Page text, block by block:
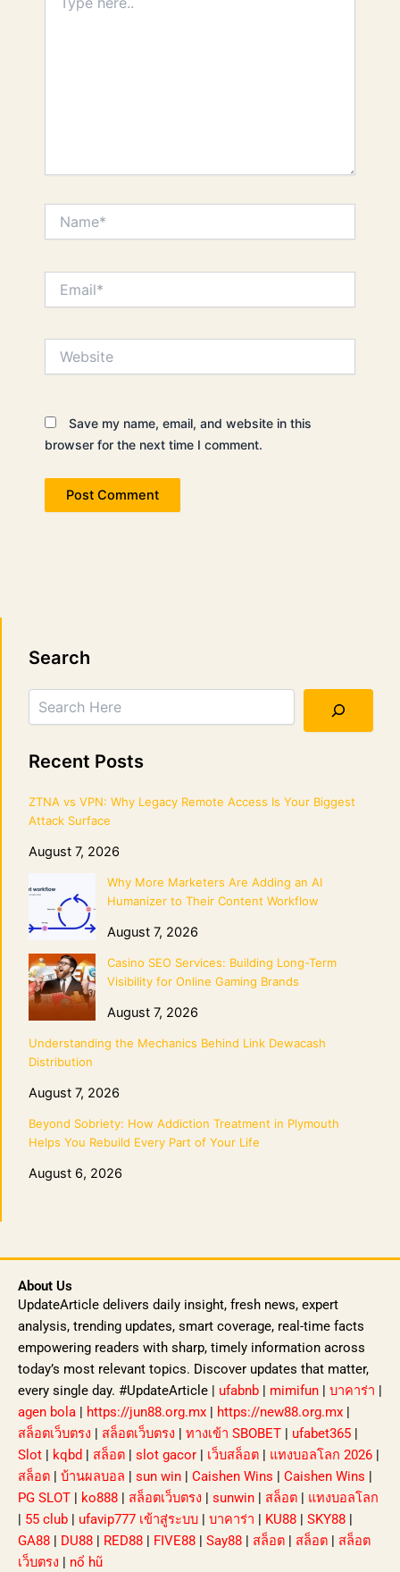
here..
Save my name, email, and website in this
browser for the next time I comment.
Search
Search
Recent Posts
ZTNA vs VPN: Why Legacy Remote Access Is Your Biggest
Attack Surface
August 7, 2026
Why More Marketers Are Adding an AI
Humanizer to Their Content Workflow
August 7, 2026
Casino SEO Services: Building Long-Term
Visibility for Online Gaming Brands
August 7, 2026
Understanding the Mechanics Behind Link Dewacash
Distribution
August 7, 2026
Beyond Sobriety: How Addiction Treatment in Plymouth
Helps You Rebuild Every Part of Your Life
August 6, 2026
About Us
UpdateArticle delivers daily insight, fresh news, expert
analysis, trending updates, smart coverage, real-time facts
empowering readers with sharp, timely information across
today’s most relevant topics. Discover updates that matter,
every single day. #UpdateArticle | ufabnb mimifun บาคาร่า
agen bola
https://jun88.org.mx https://new88.org.mx
สล็อตเว็บตรง
สล็อตเว็บตรง ทางเข้า SBOBET ufabet365
Slot
kqbd สล็อต slot gacor เว็บสล็อต แทงบอลโลก 2026
สล็อต
บ้านผลบอล sun win Caishen Wins Caishen Wins
PG SLOT
ko888 สล็อตเว็บตรง sunwin สล็อต
แทงบอลโลก
55 club ufavip777 เข้าสู่ระบบ บาคาร่า KU88 SKY88
GA88
DU88 RED88 FIVE88 Say88 สล็อต สล็อต
สล็อต
เว็บตรง
nổ hũ